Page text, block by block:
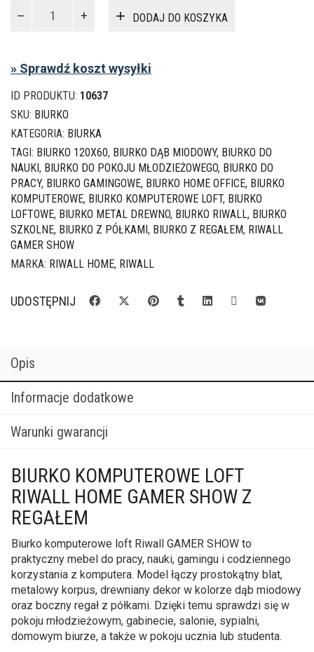
Riwall
SHOW
z
regałem
120x60
cm
DODAJ DO KOSZYKA
» Sprawdź koszt wysyłki
ID PRODUKTU: 10637
SKU: BIURKO
KATEGORIA: BIURKA
TAGI: BIURKO 120X60, BIURKO DĄB MIODOWY, BIURKO DO
NAUKI, BIURKO DO POKOJU MŁODZIEŻOWEGO, BIURKO DO
PRACY, BIURKO GAMINGOWE, BIURKO HOME OFFICE, BIURKO
KOMPUTEROWE, BIURKO KOMPUTEROWE LOFT, BIURKO
LOFTOWE, BIURKO METAL DREWNO, BIURKO RIWALL, BIURKO
SZKOLNE, BIURKO Z PÓŁKAMI, BIURKO Z REGAŁEM, RIWALL
GAMER SHOW
MARKA: RIWALL HOME, RIWALL
UDOSTĘPNIJ
Opis
Informacje dodatkowe
Warunki gwarancji
BIURKO KOMPUTEROWE LOFT
RIWALL HOME GAMER SHOW Z
REGAŁEM
Biurko komputerowe loft Riwall GAMER SHOW to
praktyczny mebel do pracy, nauki, gamingu i codziennego
korzystania z komputera. Model łączy prostokątny blat,
metalowy korpus, drewniany dekor w kolorze dąb miodowy
oraz boczny regał z półkami. Dzięki temu sprawdzi się w
pokoju młodzieżowym, gabinecie, salonie, sypialni,
domowym biurze, a także w pokoju ucznia lub studenta.